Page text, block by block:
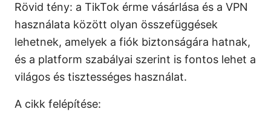
Rövid tény: a TikTok érme vásárlása és a VPN
használata között olyan összefüggések
lehetnek, amelyek a fiók biztonságára hatnak,
és a platform szabályai szerint is fontos lehet a
világos és tisztességes használat.
A cikk felépítése: